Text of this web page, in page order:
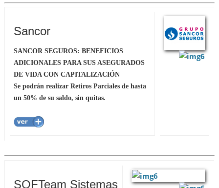
Sancor
SANCOR SEGUROS: BENEFICIOS
ADICIONALES PARA SUS ASEGURADOS
DE VIDA CON CAPITALIZACIÓN
Se podrán realizar Retiros Parciales de hasta
un 50% de su saldo, sin quitas.
SOFTeam Sistemas